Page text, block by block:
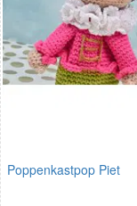
Poppenkastpop Piet